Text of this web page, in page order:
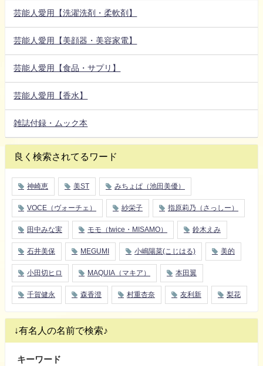
芸能人愛用【洗濯洗剤・柔軟剤】
芸能人愛用【美顔器・美容家電】
芸能人愛用【食品・サプリ】
芸能人愛用【香水】
雑誌付録・ムック本
良く検索されてるワード
神崎恵 美ST みちょぱ（池田美優）
VOCE（ヴォーチェ） 紗栄子 指原莉乃（さっしー）
田中みな実 モモ（twice・MISAMO） 鈴木えみ
石井美保 MEGUMI 小嶋陽菜(こじはる) 美的
小田切ヒロ MAQUIA（マキア） 本田翼
千賀健永 森香澄 村重杏奈 友利新 梨花
↓有名人の名前で検索♪
キーワード